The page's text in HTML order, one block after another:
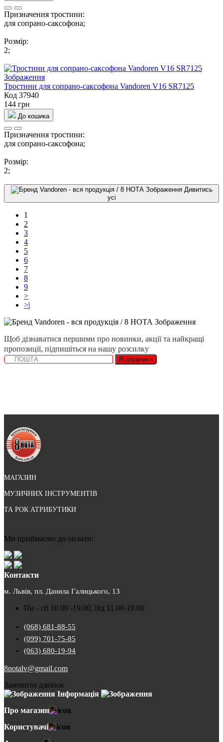
Призначення тростини:
для сопрано-саксофона;
Розмір:
2;
Тростини для сопрано-саксофона Vandoren V16 SR7125
Код 37940
144 грн
До кошика
Призначення тростини:
для сопрано-саксофона;
Розмір:
2;
Дивитись
усі
1
2
3
4
5
6
7
8
9
>
>|
Щоб дізнаватися першими про новинки, акції та найкращі
пропозиції, підпишіться на нашу розсилку
Відправити
МАГАЗИН
МУЗИЧНИХ ІНСТРУМЕНТІВ
ТА РОК АТРИБУТИКИ
Ми приймаємо до оплати:
Контакти
м. Львів, пл. Данила Галицького, 13
Пн - сб 10.00 -19.00, Нд 11.00-19.00
(068) 681-88-55
(099) 701-75-85
(063) 680-19-94
8notalv@gmail.com
Замовити дзвінок
Інформація
Про магазин
Користувачі